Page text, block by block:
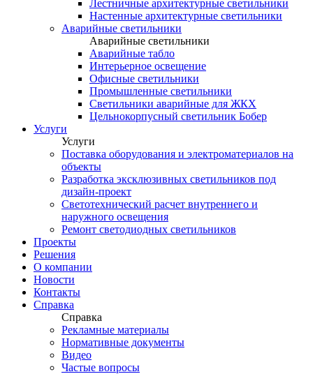
Лестничные архитектурные светильники
Настенные архитектурные светильники
Аварийные светильники
Аварийные светильники
Аварийные табло
Интерьерное освещение
Офисные светильники
Промышленные светильники
Светильники аварийные для ЖКХ
Цельнокорпусный светильник Бобер
Услуги
Услуги
Поставка оборудования и электроматериалов на
объекты
Разработка эксклюзивных светильников под
дизайн-проект
Светотехнический расчет внутреннего и
наружного освещения
Ремонт светодиодных светильников
Проекты
Решения
О компании
Новости
Контакты
Справка
Справка
Рекламные материалы
Нормативные документы
Видео
Частые вопросы